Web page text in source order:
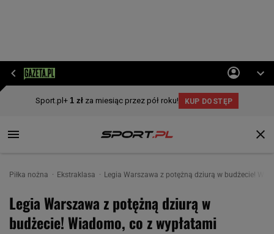
Piłka nożna Ekstraklasa Legia Warszawa z potężną dziurą w budżecie!
Legia Warszawa z potężną dziurą w
budżecie! Wiadomo, co z wypłatami